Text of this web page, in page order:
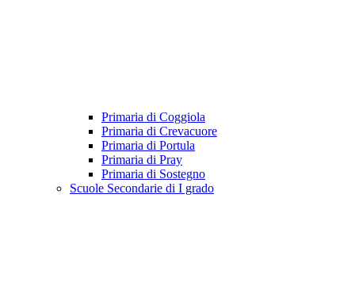
Primaria di Coggiola
Primaria di Crevacuore
Primaria di Portula
Primaria di Pray
Primaria di Sostegno
Scuole Secondarie di I grado